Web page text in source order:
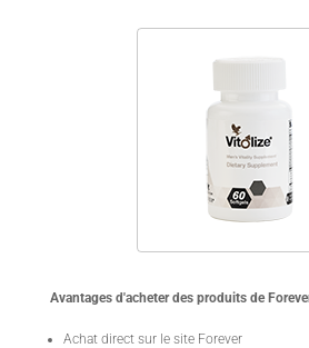
Avantages d'acheter des produits de
Achat direct sur le site Forever